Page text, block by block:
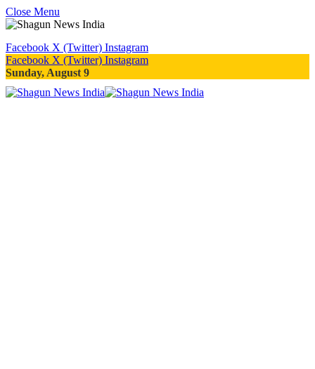
Close Menu
Facebook X (Twitter) Instagram
Facebook X (Twitter) Instagram
Sunday, August 9